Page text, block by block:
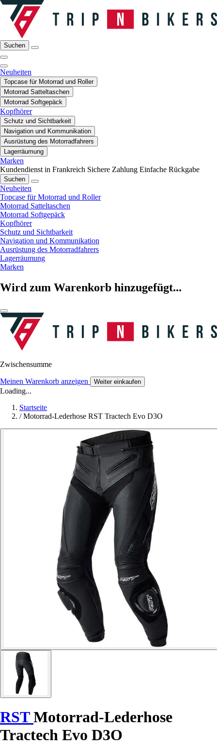
Suchen
Neuheiten
Topcase für Motorrad und Roller
Motorrad Satteltaschen
Motorrad Softgepäck
Kopfhörer
Schutz und Sichtbarkeit
Navigation und Kommunikation
Ausrüstung des Motorradfahrers
Lagerräumung
Marken
Kundendienst in Frankreich Sichere Zahlung Einfache Rückgabe
Suchen
Neuheiten
Topcase für Motorrad und Roller
Motorrad Satteltaschen
Motorrad Softgepäck
Kopfhörer
Schutz und Sichtbarkeit
Navigation und Kommunikation
Ausrüstung des Motorradfahrers
Lagerräumung
Marken
Wird zum Warenkorb hinzugefügt...
Zwischensumme
Meinen Warenkorb anzeigen Weiter einkaufen
Loading...
Startseite
/ Motorrad-Lederhose RST Tractech Evo D3O
RSTMotorrad-Lederhose
Tractech Evo D3O